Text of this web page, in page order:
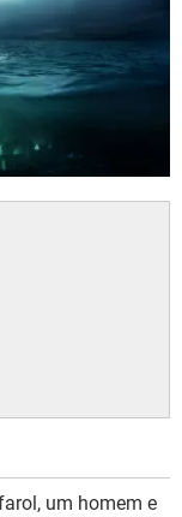
um homem e